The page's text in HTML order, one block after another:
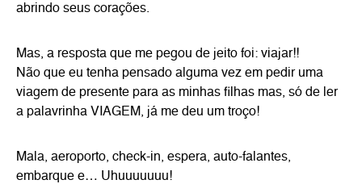
abrindo seus corações.
Mas, a resposta que me pegou de jeito foi: viajar!!
Não que eu tenha pensado alguma vez em pedir uma
viagem de presente para as minhas filhas mas, só de ler
a palavrinha VIAGEM, já me deu um troço!
Mala, aeroporto, check-in, espera, auto-falantes,
embarque e… Uhuuuuuuu!